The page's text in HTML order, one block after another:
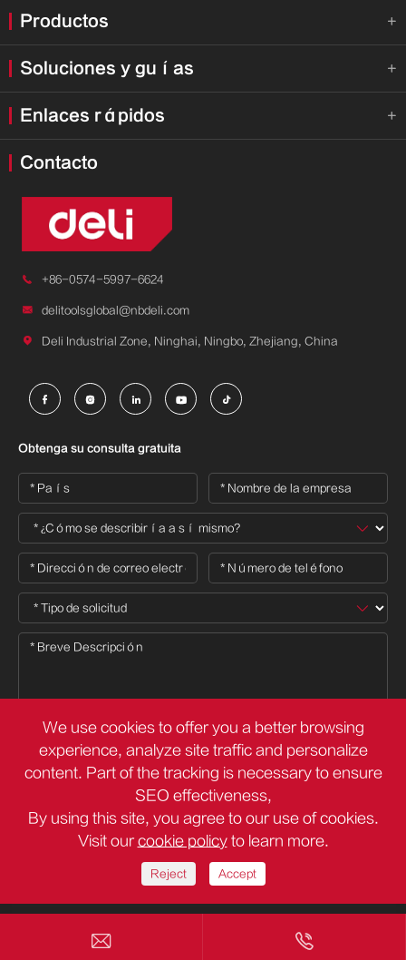
Productos 
Soluciones y guías 
Enlaces rápidos 
Contacto
 +86-0574-5997-6624
 delitoolsglobal@nbdeli.com
 Deli Industrial Zone, Ninghai, Ningbo, Zhejiang, China
    
Obtenga su consulta gratuita

Derechos DE AUTOR ©Deli Group Co.,Ltd.Todos los derechos
reservados.
Sitemap
Política de privacidad
 
We use cookies to offer you a better browsing
experience, analyze site traffic and personalize
content. Part of the tracking is necessary to ensure
SEO effectiveness,
By using this site, you agree to our use of cookies.
Visit our cookie policyto learn more.
Reject Accept